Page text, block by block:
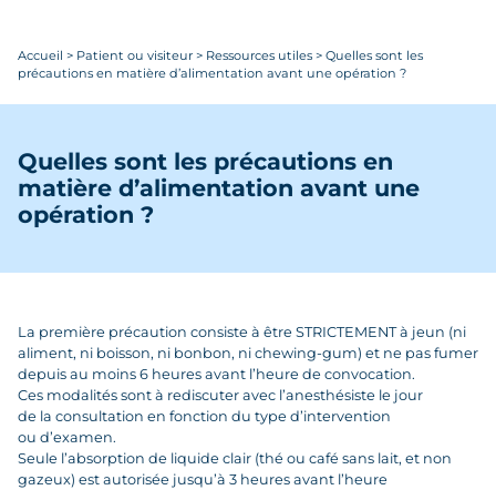
Accueil > Patient ou visiteur > Ressources utiles > Quelles sont les
précautions en matière d’alimentation avant une opération ?
Quelles sont les précautions en
matière d’alimentation avant une
opération ?
La première précaution consiste à être STRICTEMENT à jeun (ni
aliment, ni boisson, ni bonbon, ni chewing-gum) et ne pas fumer
depuis au moins 6 heures avant l’heure de convocation.
Ces modalités sont à rediscuter avec l’anesthésiste le jour
de la consultation en fonction du type d’intervention
ou d’examen.
Seule l’absorption de liquide clair (thé ou café sans lait, et non
gazeux) est autorisée jusqu’à 3 heures avant l’heure